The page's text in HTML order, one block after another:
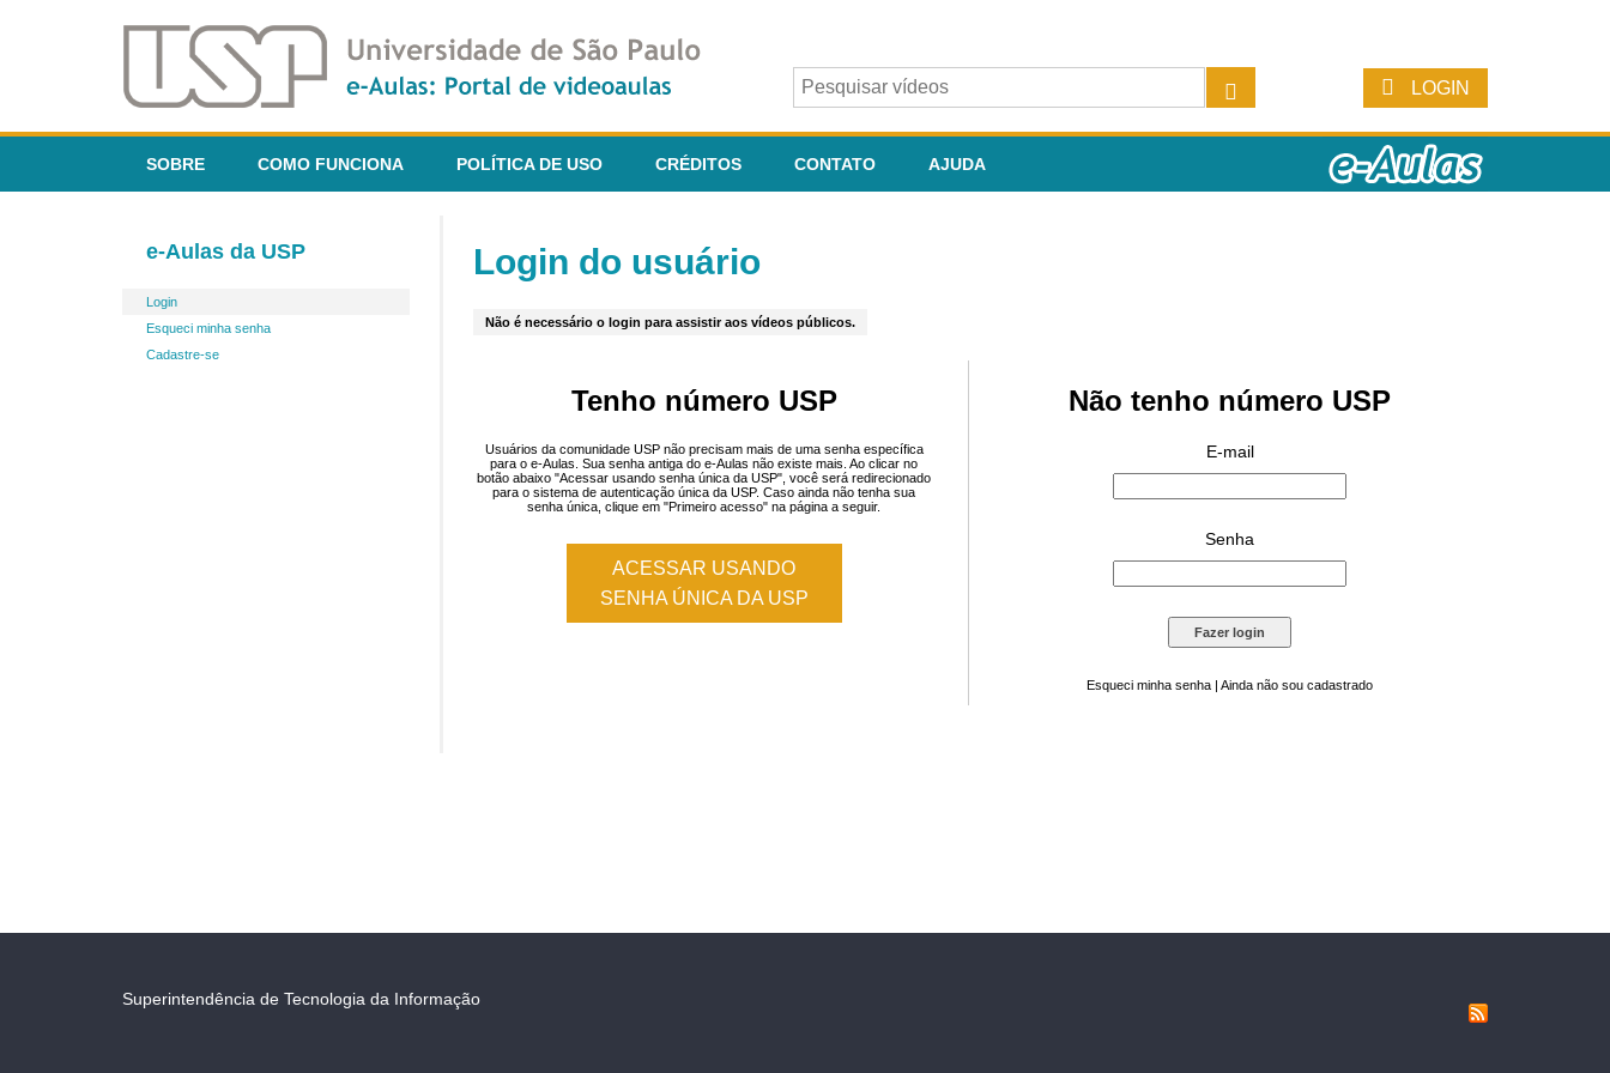
LOGIN
SOBRE COMO FUNCIONA POLÍTICA DE USO CRÉDITOS CONTATO AJUDA
e-Aulas da USP
Login
Esqueci minha senha
Cadastre-se
Login do usuário
Não é necessário o login para assistir aos vídeos públicos.
Tenho número USP
Usuários da comunidade USP não precisam mais de uma senha específica
para o e-Aulas. Sua senha antiga do e-Aulas não existe mais. Ao clicar no
botão abaixo "Acessar usando senha única da USP", você será redirecionado
para o sistema de autenticação única da USP. Caso ainda não tenha sua
senha única, clique em "Primeiro acesso" na página a seguir.
ACESSAR USANDO
SENHA ÚNICA DA USP
Não tenho número USP
E-mail
Senha
Esqueci minha senha | Ainda não sou cadastrado
Superintendência de Tecnologia da Informação